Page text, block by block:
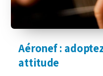
Aéronef :
attitude